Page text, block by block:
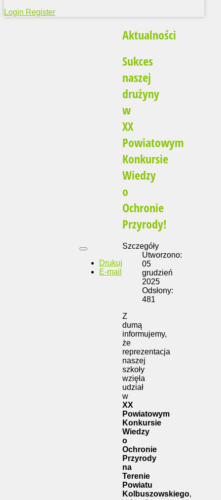
Login Register
Aktualności
Sukces
naszej
drużyny
w
XX
Powiatowym
Konkursie
Wiedzy
o
Ochronie
Przyrody!
Drukuj
E-mail
Szczegóły
Utworzono:
05
grudzień
2025
Odsłony:
481
Z
dumą
informujemy,
że
reprezentacja
naszej
szkoły
wzięła
udział
w
XX
Powiatowym
Konkursie
Wiedzy
o
Ochronie
Przyrody
na
Terenie
Powiatu
Kolbuszowskiego,